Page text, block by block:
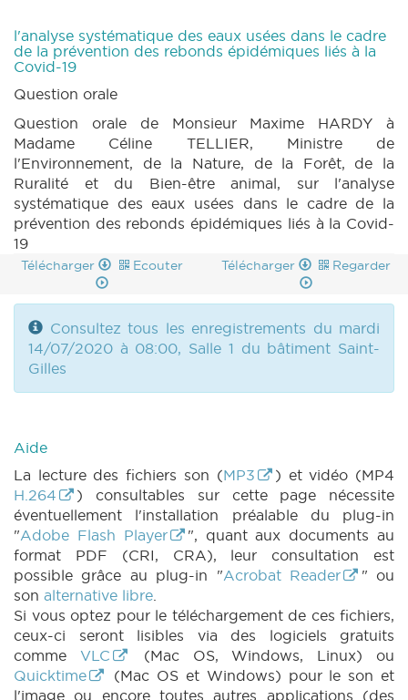
l'analyse systématique des eaux usées dans le cadre
de la prévention des rebonds épidémiques liés à la
Covid-19
Question orale
Question orale de Monsieur Maxime HARDY à
Madame Céline TELLIER, Ministre de
l'Environnement, de la Nature, de la Forêt, de la
Ruralité et du Bien-être animal, sur l'analyse
systématique des eaux usées dans le cadre de la
prévention des rebonds épidémiques liés à la Covid-
19
Télécharger Ecouter Télécharger Regarder
Consultez tous les enregistrements du mardi
14/07/2020 à 08:00, Salle 1 du bâtiment Saint-
Gilles
Aide
La lecture des fichiers son (MP3
) et vidéo (MP4
H.264
) consultables sur cette page nécessite
éventuellement l'installation préalable du plug-in
"Adobe Flash Player
", quant aux documents au
format PDF (CRI, CRA), leur consultation est
possible grâce au plug-in "Acrobat Reader
" ou
son alternative libre.
Si vous optez pour le téléchargement de ces fichiers,
ceux-ci seront lisibles via des logiciels gratuits
comme VLC
(Mac OS, Windows, Linux) ou
Quicktime
(Mac OS et Windows) pour le son et
l'image ou encore toutes autres applications (des